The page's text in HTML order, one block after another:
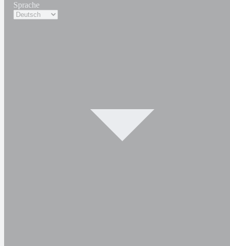
Sprache